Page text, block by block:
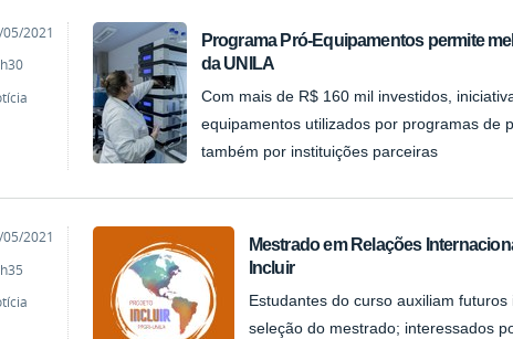
Programa Pró-Equipamentos permite
da UNILA
Com mais de R$ 160 mil investidos,
equipamentos utilizados por programas de
também por instituições parceiras
2021
Mestrado em Relações
Incluir
Estudantes do curso auxiliam
seleção do mestrado; interessados
2021